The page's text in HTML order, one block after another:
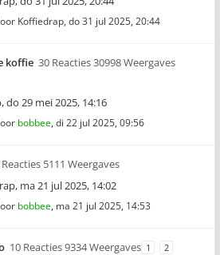
Koffiedrap, do 31 jul 2025, 20:44
koffie 30 Reacties 30998 Weergaves
,do 29 mei 2025, 14:16
bobbee, di 22 jul 2025, 09:56
5111 Weergaves
, ma 21 jul 2025, 14:02
bobbee, ma 21 jul 2025, 14:53
10 Reacties 9334 Weergaves 1 2